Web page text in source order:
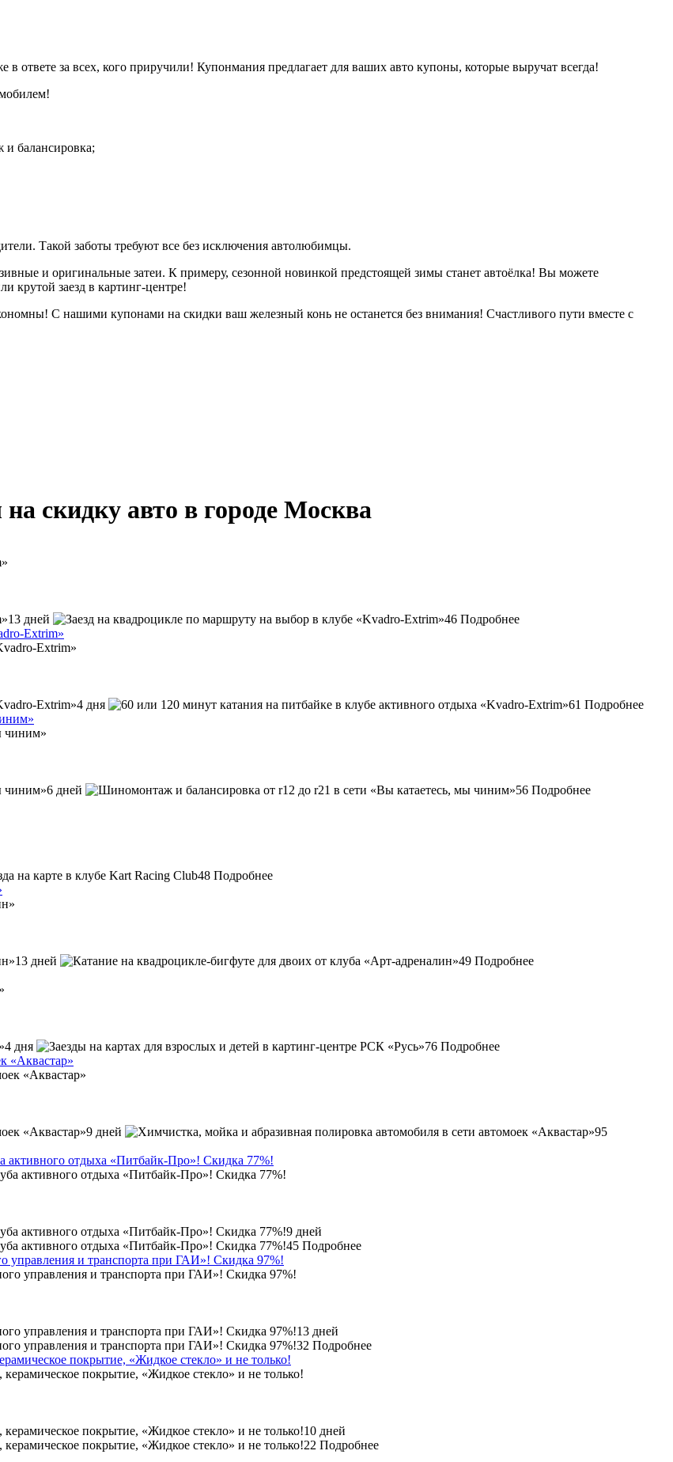
ответе за всех, кого приручили! Купонмания предлагает для ваших авто купоны, которые выручат всегда!
и балансировка;
Такой заботы требуют все без исключения автолюбимцы.
и оригинальные затеи. К примеру, сезонной новинкой предстоящей зимы станет автоёлка! Вы можете
крутой заезд в картинг-центре!
С нашими купонами на скидки ваш железный конь не останется без внимания! Счастливого пути вместе с
скидку авто в городе Москва
13 дней
46 Подробнее
Extrim»
4 дня
61 Подробнее
6 дней
56 Подробнее
48 Подробнее
13 дней
49 Подробнее
4 дня
76 Подробнее
«Аквастар»
9 дней
95
активного отдыха «Питбайк-Про»! Скидка 77%!
9 дней
45 Подробнее
управления и транспорта при ГАИ»! Скидка 97%!
13 дней
32 Подробнее
покрытие, «Жидкое стекло» и не только!
10 дней
22 Подробнее